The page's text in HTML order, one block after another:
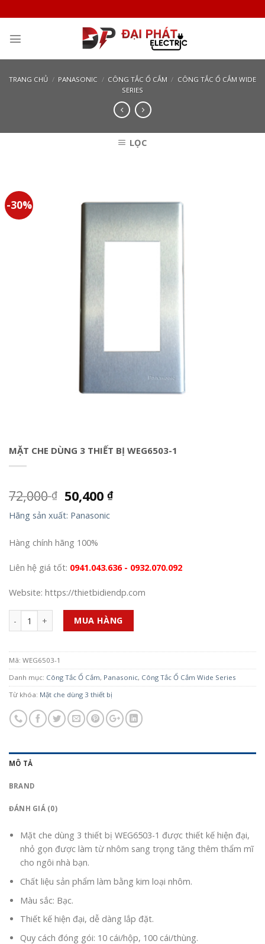
to
content
TRANG CHỦ / PANASONIC / CÔNG TẮC Ổ CẮM / CÔNG TẮC Ổ CẮM WIDE
SERIES
LỌC
-30%
MẶT CHE DÙNG 3 THIẾT BỊ WEG6503-1
72,000₫ 50,400₫
Hãng sản xuất: Panasonic
Hàng chính hãng 100%
Liên hệ giá tốt: 0941.043.636 - 0932.070.092
Website: https://thietbidiendp.com
Số lượng MUA HÀNG
Mã: WEG6503-1
Danh mục: Công Tắc Ổ Cắm, Panasonic, Công Tắc Ổ Cắm Wide Series
Từ khóa: Mặt che dùng 3 thiết bị
MÔ TẢ
BRAND
ĐÁNH GIÁ (0)
Mặt che dùng 3 thiết bị WEG6503-1 được thiết kế hiện đại,
nhỏ gọn được làm từ nhôm sang trọng tăng thêm thẩm mĩ
cho ngôi nhà bạn.
Chất liệu sản phẩm làm bằng kim loại nhôm.
Màu sắc: Bạc.
Thiết kế hiện đại, dễ dàng lắp đặt.
Quy cách đóng gói: 10 cái/hộp, 100 cái/thùng.